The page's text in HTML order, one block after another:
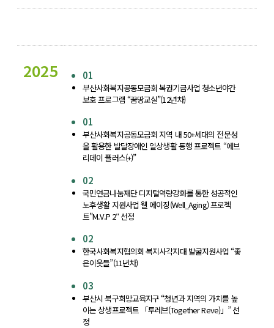
2025 01
부산사회복지공동모금회 복권기금사업 청소년야간
보호 프로그램 “꿈땅교실”(12년차)
01
부산사회복지공동모금회 지역 내 50+세대의 전문성
을 활용한 발달장애인 일상생활 동행 프로젝트 “에브
리데이 플러스(+)”
02
국민연금나눔재단 디지털역량강화를 통한 성공적인
노후생활 지원사업 웰 에이징(Well_Aging) 프로젝
트”M.V.P 2″ 선정
02
한국사회복지협의회 복지사각지대 발굴지원사업 “좋
은이웃들”(11년차)
03
부산시 북구희망교육지구 “청년과 지역의 가치를 높
이는 상생프로젝트 「투레브(Together Reve)」” 선
정